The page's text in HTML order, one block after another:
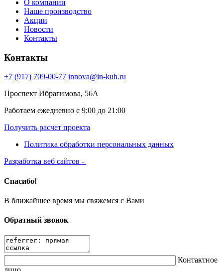
О компании
Наше производство
Акции
Новости
Контакты
Контакты
+7 (917) 709-00-77 innova@in-kuh.ru
Проспект Ибрагимова, 56А
Работаем ежедневно с 9:00 до 21:00
Получить расчет проекта
Политика обработки персональных данных
Разработка веб сайтов -
Спасибо!
В ближайшее время мы свяжемся с Вами
Обратный звонок
Контактное